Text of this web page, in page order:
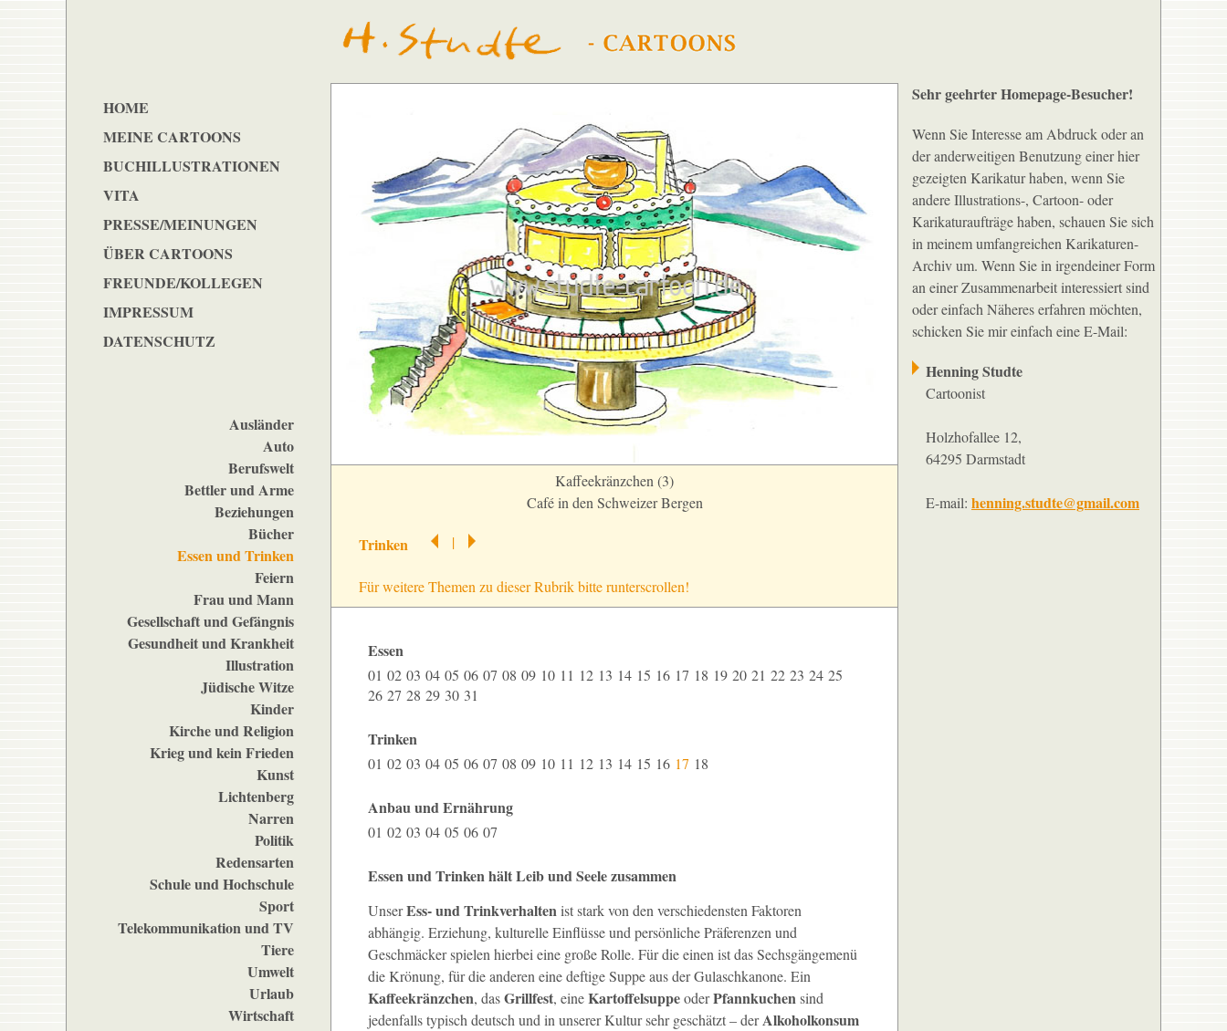
HOME
MEINE CARTOONS
BUCHILLUSTRATIONEN
VITA
PRESSE/MEINUNGEN
ÜBER CARTOONS
FREUNDE/KOLLEGEN
IMPRESSUM
DATENSCHUTZ
Ausländer
Auto
Berufswelt
Bettler und Arme
Beziehungen
Bücher
Essen und Trinken
Feiern
Frau und Mann
Gesellschaft und Gefängnis
Gesundheit und Krankheit
Illustration
Jüdische Witze
Kinder
Kirche und Religion
Krieg und kein Frieden
Kunst
Lichtenberg
Narren
Politik
Redensarten
Schule und Hochschule
Sport
Telekommunikation und TV
Tiere
Umwelt
Urlaub
Wirtschaft
Kaffeekränzchen (3)
Café in den Schweizer Bergen
Trinken |
Für weitere Themen zu dieser Rubrik bitte runterscrollen!
Essen
01 02 03 04 05 06 07 08 09 10 11 12 13 14 15 16 17 18 19 20 21 22 23 24 25
26 27 28 29 30 31
Trinken
01 02 03 04 05 06 07 08 09 10 11 12 13 14 15 16 17 18
Anbau und Ernährung
01 02 03 04 05 06 07
Essen und Trinken hält Leib und Seele zusammen
UnserEss- und Trinkverhaltenist stark von den verschiedensten Faktoren
abhängig. Erziehung, kulturelle Einflüsse und persönliche Präferenzen und
Geschmäcker spielen hierbei eine große Rolle. Für die einen ist das Sechsgängemenü
die Krönung, für die anderen eine deftige Suppe aus der Gulaschkanone. Ein
Kaffeekränzchen, dasGrillfest, eineKartoffelsuppeoderPfannkuchensind
jedenfalls typisch deutsch und in unserer Kultur sehr geschätzt – derAlkoholkonsum
Sehr geehrter Homepage-Besucher!
Wenn Sie Interesse am Abdruck oder an
der anderweitigen Benutzung einer hier
gezeigten Karikatur haben, wenn Sie
andere Illustrations-, Cartoon- oder
Karikaturaufträge haben, schauen Sie sich
in meinem umfangreichen Karikaturen-
Archiv um. Wenn Sie in irgendeiner Form
an einer Zusammenarbeit interessiert sind
oder einfach Näheres erfahren möchten,
schicken Sie mir einfach eine E-Mail:
Henning Studte
Cartoonist
Holzhofallee 12,
64295 Darmstadt
E-mail: henning.studte@gmail.com